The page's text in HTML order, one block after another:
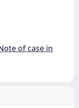
of case in